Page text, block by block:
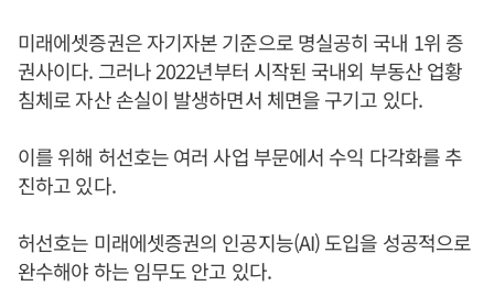
미래에셋증권은 자기자본 기준으로 명실공히 국내 1위 증
권사이다. 그러나 2022년부터 시작된 국내외 부동산 업황
침체로 자산 손실이 발생하면서 체면을 구기고 있다.
이를 위해 허선호는 여러 사업 부문에서 수익 다각화를 추
진하고 있다.
허선호는 미래에셋증권의 인공지능(AI) 도입을 성공적으로
완수해야 하는 임무도 안고 있다.